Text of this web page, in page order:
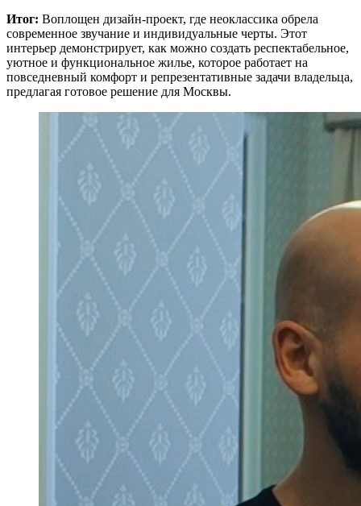
Итог: Воплощен дизайн-проект, где неоклассика обрела
современное звучание и индивидуальные черты. Этот
интерьер демонстрирует, как можно создать респектабельное,
уютное и функциональное жилье, которое работает на
повседневный комфорт и репрезентативные задачи владельца,
предлагая готовое решение для Москвы.